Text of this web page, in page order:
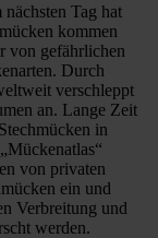
Tag hat
kommen
von gefährlichen
Durch
verschleppt
an. Lange Zeit
in
von privaten
ein und
Verbreitung und
werden.